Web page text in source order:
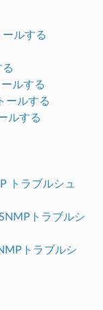
ルする
ルする
ールする
ルする
トラブルシュ
トラブルシ
トラブルシ